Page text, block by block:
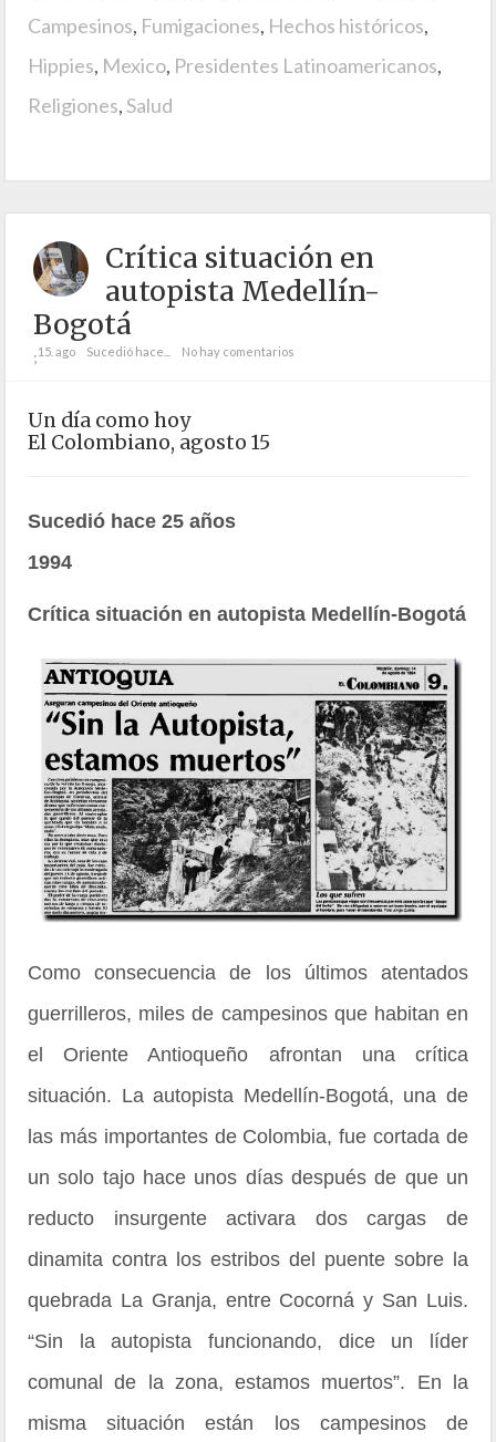
Campesinos, Fumigaciones, Hechos históricos,
Hippies, Mexico, Presidentes Latinoamericanos,
Religiones,Salud
Crítica situación en
autopista Medellín-
Bogotá
;15. ago Sucedió hace... No hay comentarios
Un día como hoy
El Colombiano, agosto 15
Sucedió hace 25 años
1994
Crítica situación en autopista Medellín-Bogotá
Como consecuencia de los últimos atentados
guerrilleros, miles de campesinos que habitan en
el Oriente Antioqueño afrontan una crítica
situación. La autopista Medellín-Bogotá, una de
las más importantes de Colombia, fue cortada de
un solo tajo hace unos días después de que un
reducto insurgente activara dos cargas de
dinamita contra los estribos del puente sobre la
quebrada La Granja, entre Cocorná y San Luis.
“Sin la autopista funcionando, dice un líder
comunal de la zona, estamos muertos”. En la
misma situación están los campesinos de